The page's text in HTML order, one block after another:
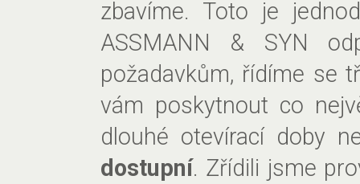
zbavíme. Toto je
ASSMANN & SYN
požadavkům, řídíme se
vám poskytnout co
dlouhé otevírací doby
dostupní. Zřídili jsme